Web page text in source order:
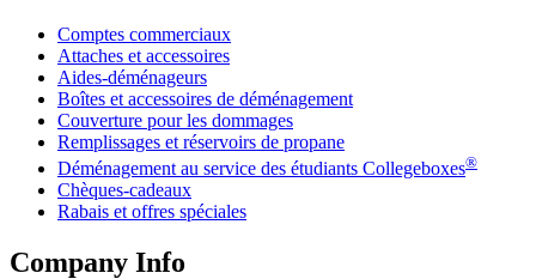
Comptes commerciaux
Attaches et accessoires
Aides-déménageurs
Boîtes et accessoires de déménagement
Couverture pour les dommages
Remplissages et réservoirs de propane
Déménagement au service des étudiants Collegeboxes®
Chèques-cadeaux
Rabais et offres spéciales
Company Info